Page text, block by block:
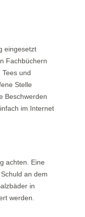
eingesetzt
Fachbüchern
und
Stelle
Beschwerden
im Internet
achten. Eine
an dem
in
werden.